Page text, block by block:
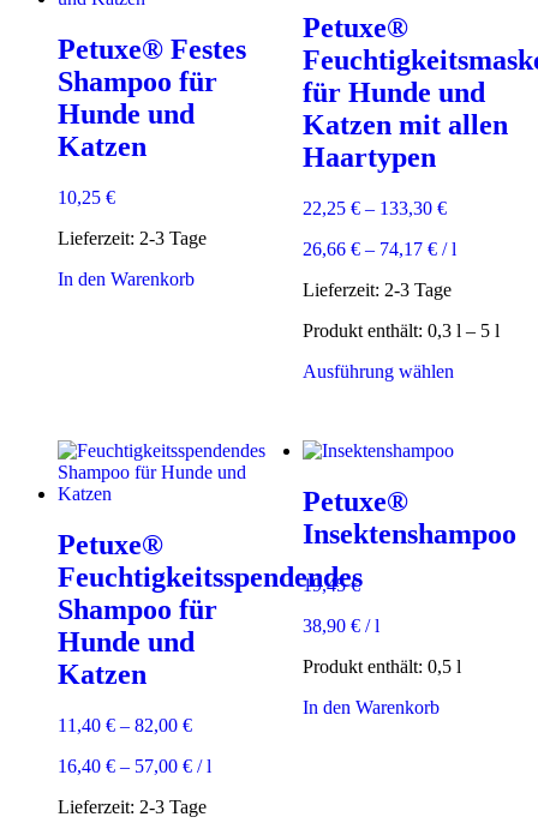
Produktseite
gewählt
Optionen
können
auf
der
Petuxe® Festes
Shampoo für
Hunde und
Katzen
10,25 €
Lieferzeit: 2-3 Tage
In den Warenkorb
Petuxe®
für Hunde und
Katzen mit allen
Haartypen
22,25 €– 133,30 €
26,66 €– 74,17 €/l
Lieferzeit: 2-3 Tage
Produkt enthält: 0,3 l – 5 l
Ausführung wählenDieses
Varianten
können
Petuxe®
Feuchtigkeitsspendendes
Shampoo für
Hunde und
Katzen
11,40 € – 82,00 €
16,40 € – 57,00 € /l
Lieferzeit: 2-3 Tage
Petuxe®
Insektenshampoo
19,45€
38,90 €/l
Produkt enthält: 0,5 l
In den Warenkorb